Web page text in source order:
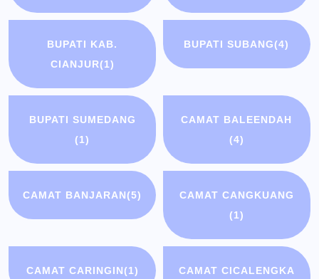
BUPATI KAB.
CIANJUR(1)
BUPATI SUBANG(4)
BUPATI SUMEDANG
(1)
CAMAT BALEENDAH
(4)
CAMAT BANJARAN(5)
CAMAT CANGKUANG
(1)
CAMAT CARINGIN(1)
CAMAT CICALENGKA